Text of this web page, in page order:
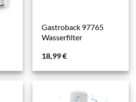
Gastroback 97765
Wasserfilter
18,99€